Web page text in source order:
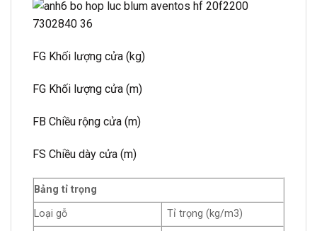
FG Khối lượng cửa (kg)
FG Khối lượng cửa (m)
FB Chiều rộng cửa (m)
FS Chiều dày cửa (m)
Bảng tỉ trọng
Loại gỗ
Tỉ trọng (kg/m3)